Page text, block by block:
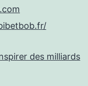
des milliards